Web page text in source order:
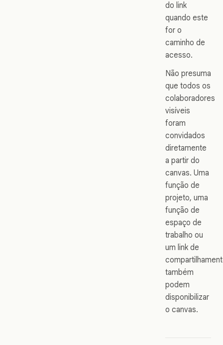
do link
quando este
for o
caminho de
acesso.
Não presuma
que todos os
colaboradores
visíveis
foram
convidados
diretamente
a partir do
canvas. Uma
função de
projeto, uma
função de
espaço de
trabalho ou
um link de
também
podem
disponibilizar
o canvas.